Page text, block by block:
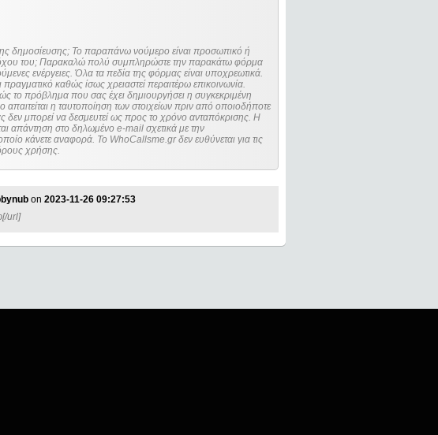
δημοσίευσης; Το παραπάνω νούμερο είναι προσωπικό ή
του; Παρακαλώ πολύ συμπληρώστε την παρακάτω φόρμα
ενέργειες. Όλα τα πεδία της φόρμας είναι υποχρεωτικά.
καθώς ίσως χρειαστεί περαιτέρω επικοινωνία.
το πρόβλημα που σας έχει δημιουργήσει η συγκεκριμένη
μπορεί να δεσμευτεί ως προς το χρόνο ανταπόκρισης. Η
απάντηση στο δηλωμένο e-mail σχετικά με την
κάνετε αναφορά. Το WhoCallsme.gr δεν ευθύνεται για τις
χρήσης.
on 2023-11-26 09:27:53
url]